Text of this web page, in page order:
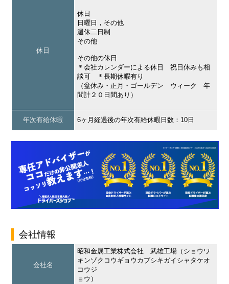
休日
休日
日曜日，その他
週休二日制
その他
その他の休日
＊会社カレンダーによる休日 祝日休みも相
談可 ＊長期休暇有り
（盆休み・正月・ゴールデン ウィーク 年
間計２０日間あり）
年次有給休暇 6ヶ月経過後の年次有給休暇日数：10日
会社情報
会社名
昭和金属工業株式会社 武雄工場（ショウワ
キンゾクコウギョウカブシキガイシャタケオ
コウジ
ョウ）